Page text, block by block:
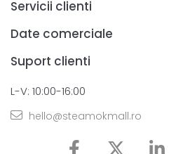
Servicii clienti
Date comerciale
Suport clienti
L-V: 10:00-16:00
hello@steamokmall.ro